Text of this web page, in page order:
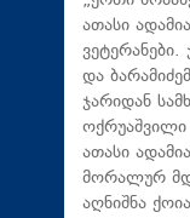
ათასი
და
ჯარიდან
ოქრუაშვილი
ათასი
მორალურ
აღნიშნა